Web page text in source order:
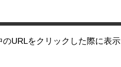
URLをクリックした際に表